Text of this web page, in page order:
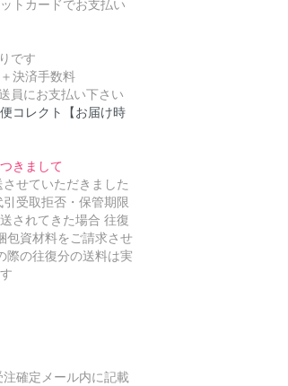
トカードでお支払い
です
決済手数料
員にお支払い下さい
コレクト【お届け時
きまして
せていただきました
受取拒否・保管期限
されてきた場合 往復
包資材料をご請求させ
際の往復分の送料は実
確定メール内に記載